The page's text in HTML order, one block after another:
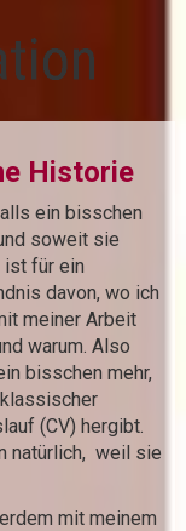
Historie
ein bisschen
soweit sie
für ein
davon, wo ich
meiner Arbeit
warum. Also
bisschen mehr,
(CV) hergibt.
natürlich, weil sie
mit meinem